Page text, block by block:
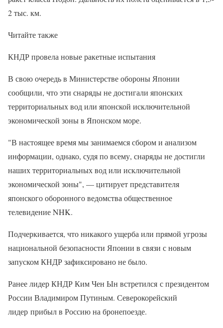
2 тыс. км.
Читайте также
КНДР провела новые ракетные испытания
В свою очередь в Министерстве обороны Японии
сообщили, что эти снаряды не достигали японских
территориальных вод или японской исключительной
экономической зоны в Японском море.
"В настоящее время мы занимаемся сбором и анализом
информации, однако, судя по всему, снаряды не достигли
наших территориальных вод или исключительной
экономической зоны", — цитирует представителя
японского оборонного ведомства общественное
телевидение NHK.
Подчеркивается, что никакого ущерба или прямой угрозы
национальной безопасности Японии в связи с новым
запуском КНДР зафиксировано не было.
Ранее лидер КНДР Ким Чен Ын встретился с президентом
России Владимиром Путиным. Северокорейский
лидер прибыл в Россию на бронепоезде.